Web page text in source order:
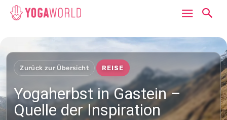
Zurück zur Übersicht REISE
Yogaherbst in Gastein –
Quelle der Inspiration